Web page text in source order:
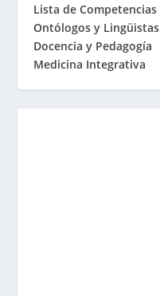
Lista de Competencias
Ontólogos y Lingüistas
Docencia y Pedagogía
Medicina Integrativa